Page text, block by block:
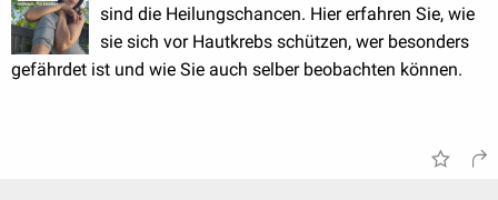
sind die Heilungschancen. Hier erfahren Sie, wie
sie sich vor Hautkrebs schützen, wer besonders
gefährdet ist und wie Sie auch selber beobachten können.